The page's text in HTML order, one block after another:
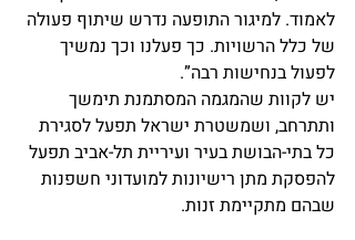
לאמוד. למיגור התופעה נדרש שיתוף פעולה
של כלל הרשויות. כך פעלנו וכך נמשיך
לפעול בנחישות רבה”.
יש לקוות שהמגמה המסתמנת תימשך
ותתרחב, ושמשטרת ישראל תפעל לסגירת
כל בתי-הבושת בעיר ועיריית תל-אביב תפעל
להפסקת מתן רישיונות למועדוני חשפנות
שבהם מתקיימת זנות.